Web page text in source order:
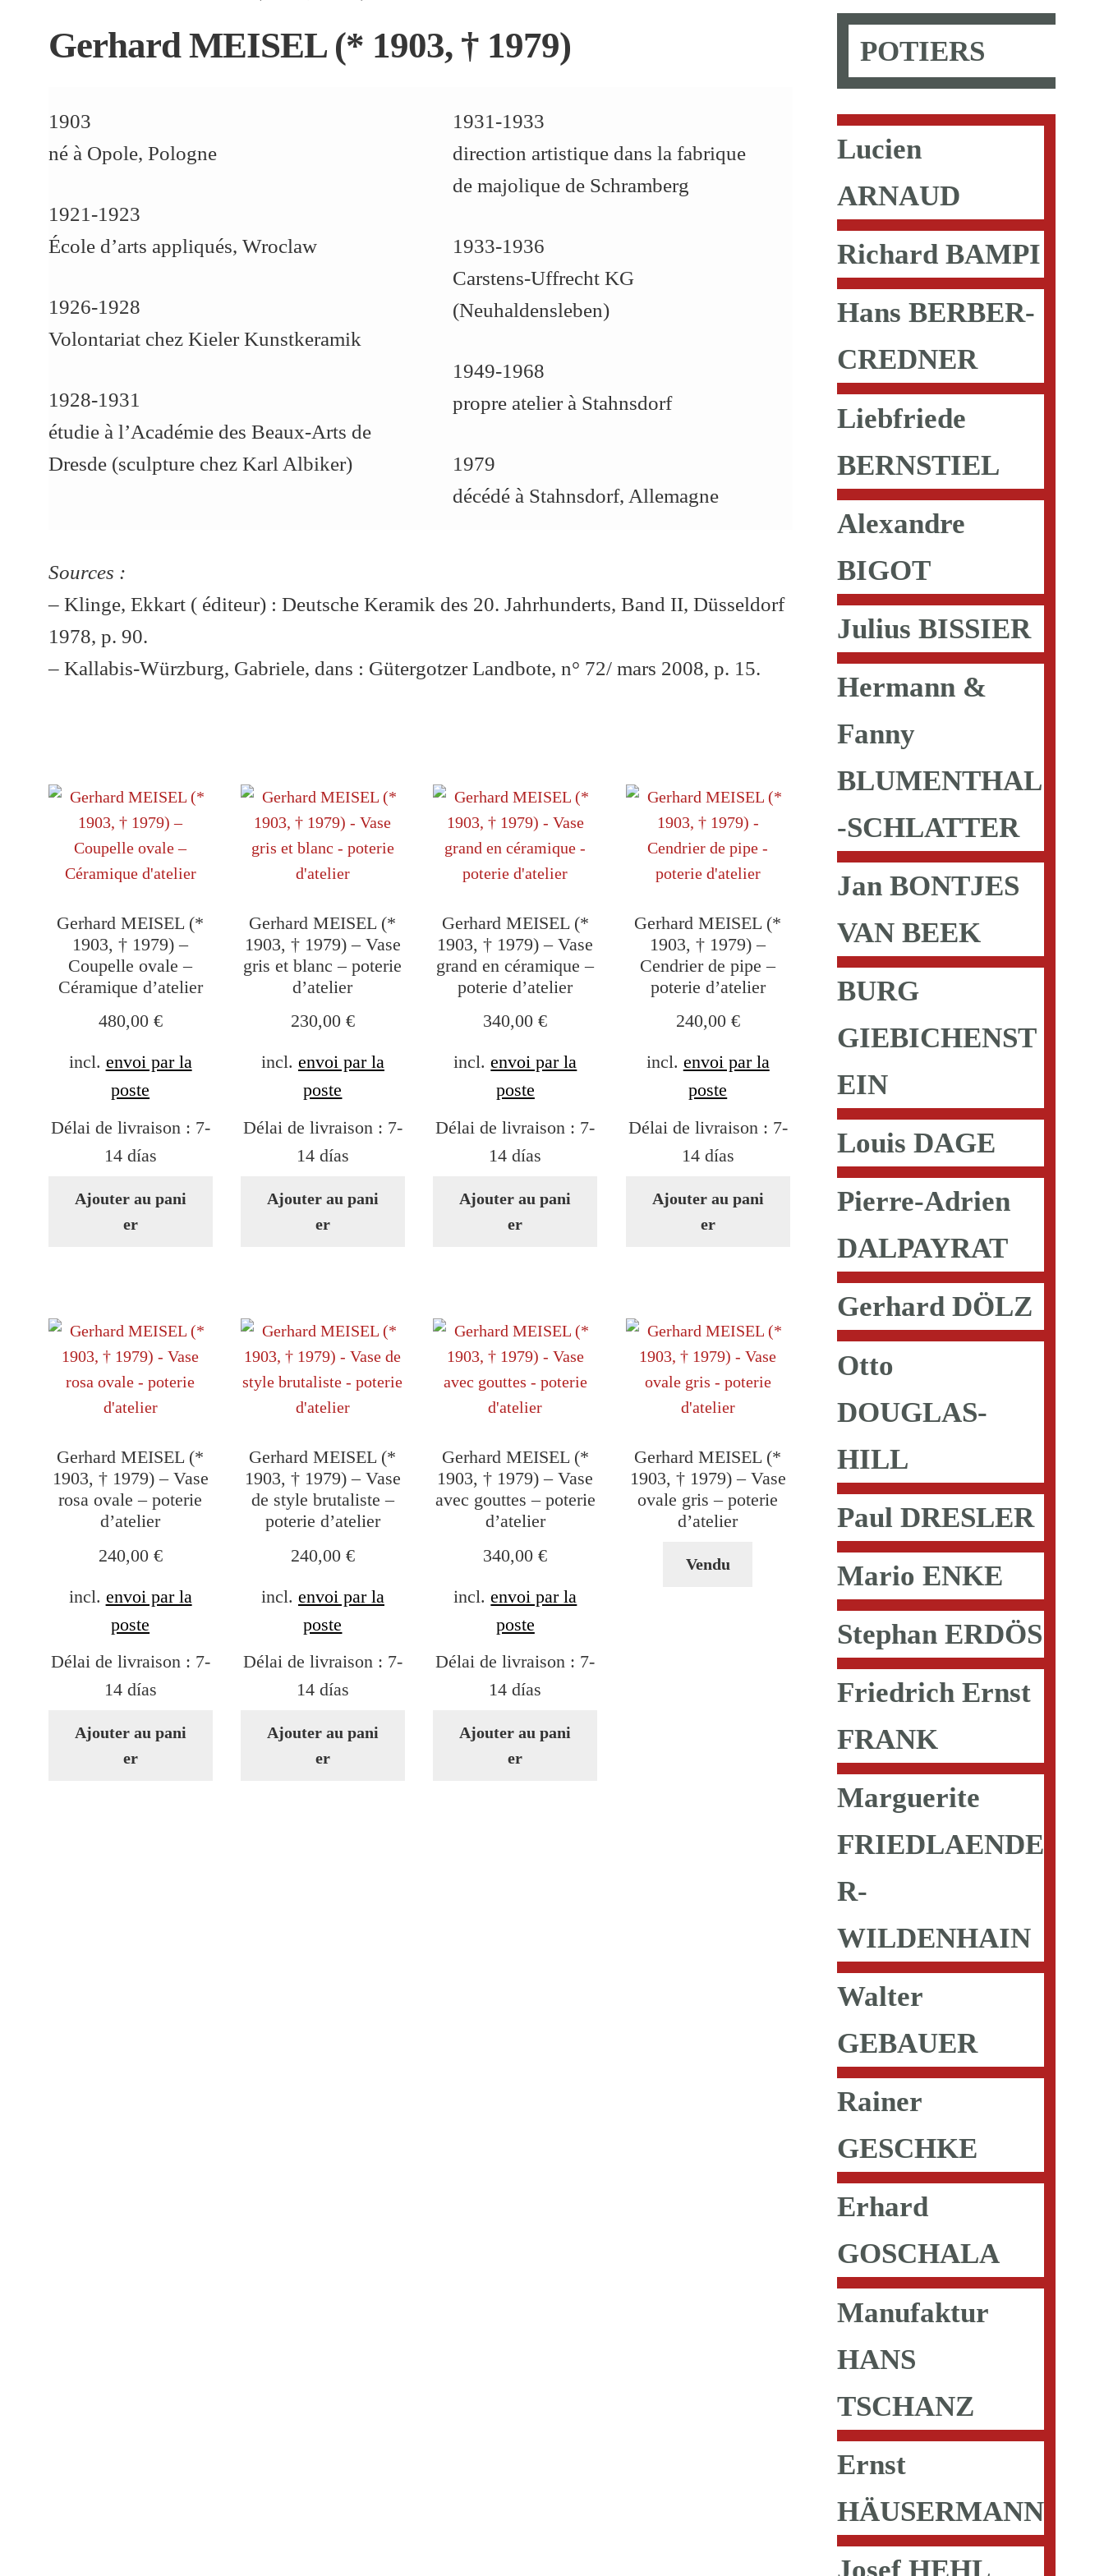
Gerhard MEISEL (* 1903, † 1979)
1903
né à Opole, Pologne
1921-1923
École d’arts appliqués, Wroclaw
1926-1928
Volontariat chez Kieler Kunstkeramik
1928-1931
étudie à l’Académie des Beaux-Arts de
Dresde (sculpture chez Karl Albiker)
1931-1933
direction artistique dans la fabrique
de majolique de Schramberg
1933-1936
Carstens-Uffrecht KG
(Neuhaldensleben)
1949-1968
propre atelier à Stahnsdorf
1979
décédé à Stahnsdorf, Allemagne
Sources :
– Klinge, Ekkart ( éditeur) : Deutsche Keramik des 20. Jahrhunderts, Band II, Düsseldorf
1978, p. 90.
– Kallabis-Würzburg, Gabriele, dans : Gütergotzer Landbote, n° 72/ mars 2008, p. 15.
Gerhard MEISEL (*
1903, † 1979) –
Coupelle ovale –
Céramique d’atelier
480,00 €
incl. envoi par la
poste
Délai de livraison : 7-
14 días
Ajouter au pani
er
Gerhard MEISEL (*
1903, † 1979) – Vase
gris et blanc – poterie
d’atelier
230,00 €
incl. envoi par la
poste
Délai de livraison : 7-
14 días
Ajouter au pani
er
Gerhard MEISEL (*
1903, † 1979) – Vase
grand en céramique –
poterie d’atelier
340,00€
incl.envoi par la
poste
Délai de livraison : 7-
14 días
Ajouter au pani
er
Gerhard MEISEL (*
1903, † 1979) –
Cendrier de pipe –
poterie d’atelier
240,00 €
incl. envoi par la
poste
Délai de livraison : 7-
14 días
Ajouter au pani
er
Gerhard MEISEL (*
1903, † 1979) – Vase
rosa ovale – poterie
d’atelier
240,00 €
incl. envoi par la
poste
Délai de livraison : 7-
14 días
Ajouter au pani
er
Gerhard MEISEL (*
1903, † 1979) – Vase
de style brutaliste –
poterie d’atelier
240,00 €
incl. envoi par la
poste
Délai de livraison : 7-
14 días
Ajouter au pani
er
Gerhard MEISEL (*
1903, † 1979) – Vase
avec gouttes – poterie
d’atelier
340,00€
incl.envoi par la
poste
Délai de livraison : 7-
14 días
Ajouter au pani
er
Gerhard MEISEL (*
1903, † 1979) – Vase
ovale gris – poterie
d’atelier
Vendu
POTIERS
Lucien
ARNAUD
Richard BAMPI
Hans BERBER-
CREDNER
Liebfriede
BERNSTIEL
Alexandre
BIGOT
Julius BISSIER
Hermann &
Fanny
BLUMENTHAL
-SCHLATTER
Jan BONTJES
VAN BEEK
BURG
GIEBICHENST
EIN
Louis DAGE
Pierre-Adrien
DALPAYRAT
Gerhard DÖLZ
Otto
DOUGLAS-
HILL
Paul DRESLER
Mario ENKE
Stephan ERDÖS
Friedrich Ernst
FRANK
Marguerite
FRIEDLAENDE
R-
WILDENHAIN
Walter
GEBAUER
Rainer
GESCHKE
Erhard
GOSCHALA
Manufaktur
HANS
TSCHANZ
Ernst
HÄUSERMANN